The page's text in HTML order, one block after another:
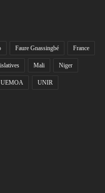
Faure Gnassingbé France
Mali Niger
UEMOA UNIR